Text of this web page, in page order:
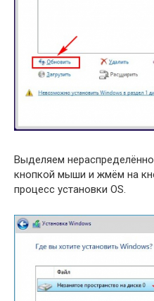
Выделяем
кнопкой мыши и жмём на
процесс установки OS.